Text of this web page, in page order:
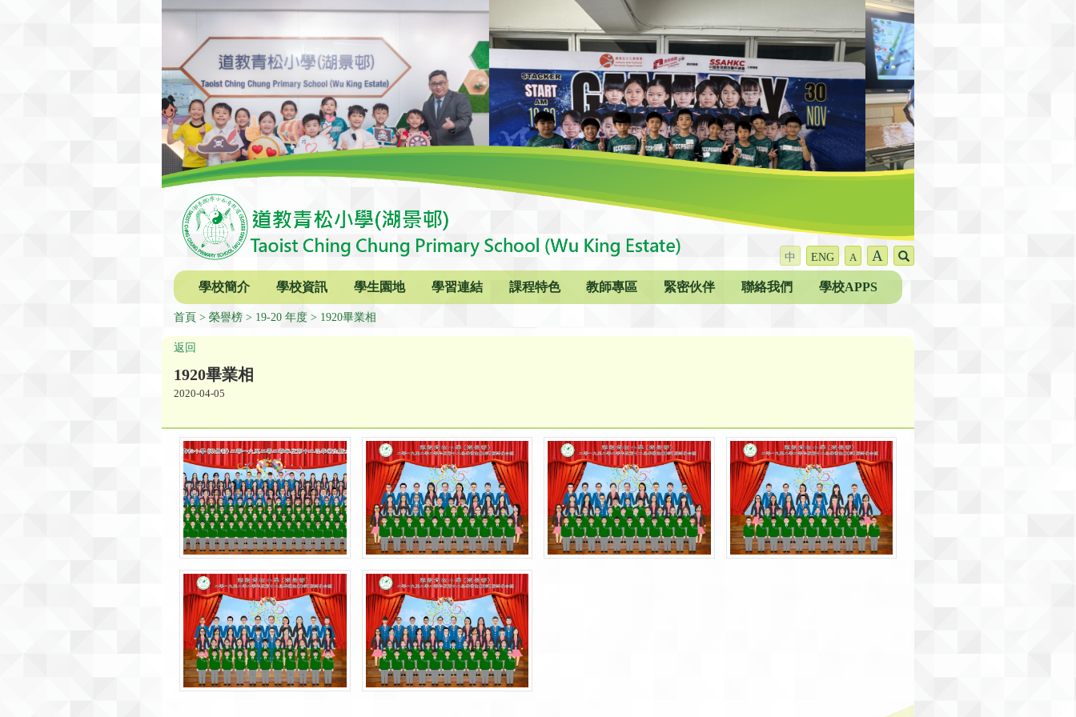
中 ENG A A
學校簡介 學校資訊 學生園地 學習連結 課程特色 教師專區 緊密伙伴 聯絡我們 學校APPS
首頁 榮譽榜 19-20 年度 1920畢業相
返回
1920畢業相
2020-04-05